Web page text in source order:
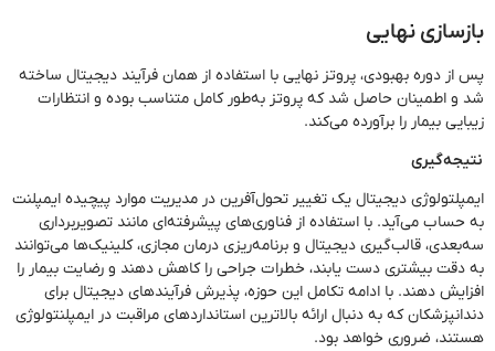
بازسازی نهایی
پس از دوره بهبودی، پروتز نهایی با استفاده از همان فرآیند دیجیتال ساخته
شد و اطمینان حاصل شد که پروتز به‌طور کامل متناسب بوده و انتظارات
زیبایی بیمار را برآورده می‌کند.
نتیجه‌گیری
ایمپلتولوژی دیجیتال یک تغییر تحول‌آفرین در مدیریت موارد پیچیده ایمپلنت
به حساب می‌آید. با استفاده از فناوری‌های پیشرفته‌ای مانند تصویربرداری
سه‌بعدی، قالب‌گیری دیجیتال و برنامه‌ریزی درمان مجازی، کلینیک‌ها می‌توانند
به دقت بیشتری دست یابند، خطرات جراحی را کاهش دهند و رضایت بیمار را
افزایش دهند. با ادامه تکامل این حوزه، پذیرش فرآیندهای دیجیتال برای
دندانپزشکان که به دنبال ارائه بالاترین استانداردهای مراقبت در ایمپلنتولوژی
هستند، ضروری خواهد بود.